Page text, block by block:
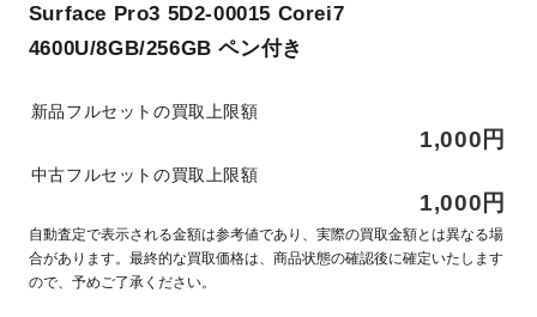
Surface Pro3 5D2-00015 Corei7
4600U/8GB/256GB ペン付き
新品フルセットの買取上限額
1,000円
中古フルセットの買取上限額
1,000円
自動査定で表示される金額は参考値であり、実際の買取金額とは異なる場
合があります。最終的な買取価格は、商品状態の確認後に確定いたします
ので、予めご了承ください。